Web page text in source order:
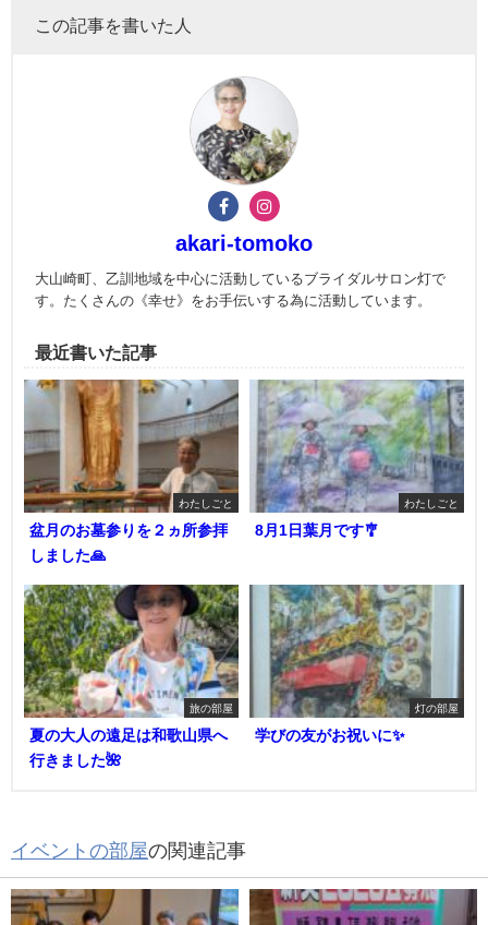
この記事を書いた人
akari-tomoko
大山崎町、乙訓地域を中心に活動しているブライダルサロン灯で
す。たくさんの《幸せ》をお手伝いする為に活動しています。
最近書いた記事
わたしごと
盆月のお墓参りを２ヵ所参拝
しました🙏
わたしごと
8月1日葉月です🎐
旅の部屋
夏の大人の遠足は和歌山県へ
行きました🌺
灯の部屋
学びの友がお祝いに✨
イベントの部屋の関連記事